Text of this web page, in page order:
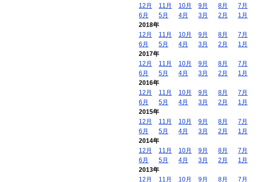
12月
11月 10月 9月 8月
7月
6月
5月 4月 3月 2月
1月
2018年
12月
11月 10月 9月 8月
7月
6月
5月 4月 3月 2月
1月
2017年
12月
11月 10月 9月 8月
7月
6月
5月 4月 3月 2月
1月
2016年
12月
11月 10月 9月 8月
7月
6月
5月 4月 3月 2月
1月
2015年
12月
11月 10月 9月 8月
7月
6月
5月 4月 3月 2月
1月
2014年
12月
11月 10月 9月 8月
7月
6月
5月 4月 3月 2月
1月
2013年
12月
11月 10月 9月 8月 7月